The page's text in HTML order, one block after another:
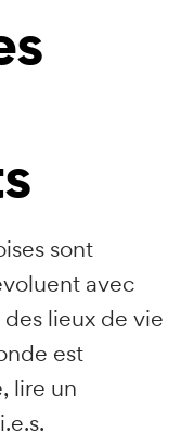
sont
avec
lieux de vie
est
lire un